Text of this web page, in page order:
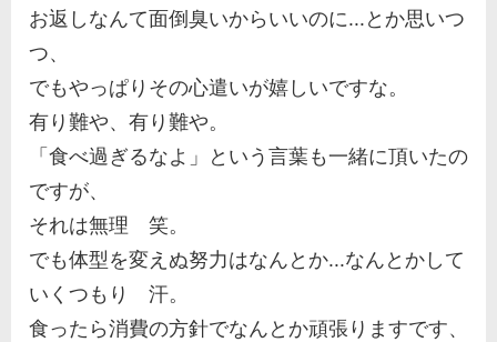
お返しなんて面倒臭いからいいのに...とか思いつ
つ、
でもやっぱりその心遣いが嬉しいですな。
有り難や、有り難や。
「食べ過ぎるなよ」という言葉も一緒に頂いたの
ですが、
それは無理 笑。
でも体型を変えぬ努力はなんとか...なんとかして
いくつもり 汗。
食ったら消費の方針でなんとか頑張りますです、